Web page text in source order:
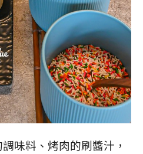
味料、烤肉的刷醬汁，